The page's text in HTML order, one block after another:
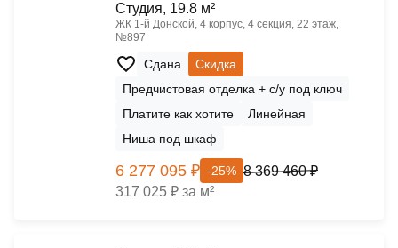
Cтудия, 19.8 м²
ЖК 1‑й Донской, 4 корпус, 4 секция, 22 этаж,
№897
Сдана
Скидка
Предчистовая отделка + с/у под ключ
Платите как хотите
Линейная
Ниша под шкаф
6 277 095 ₽ -25% 8 369 460 ₽
317 025 ₽ за м²